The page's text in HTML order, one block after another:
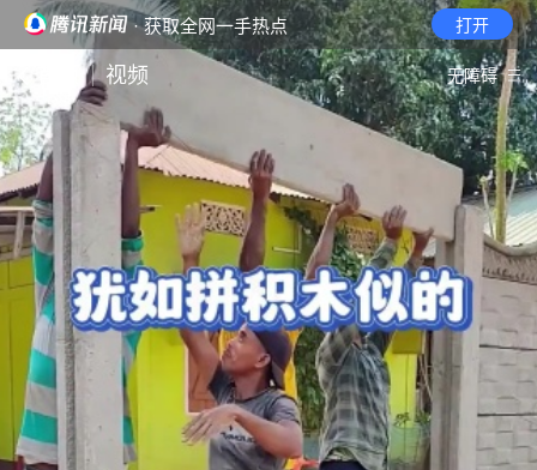
· 获取全网一手热点 打开
视频 无障碍